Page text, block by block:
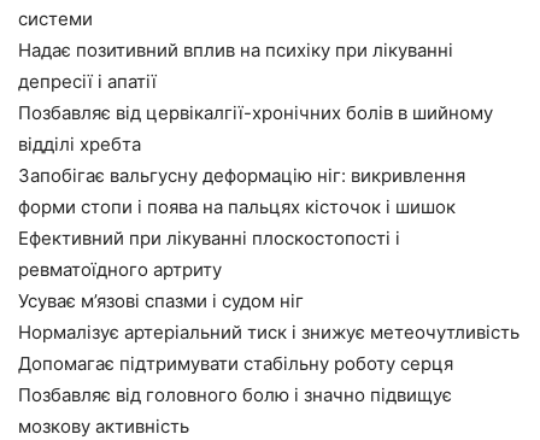
системи
Надає позитивний вплив на психіку при лікуванні
депресії і апатії
Позбавляє від цервікалгії-хронічних болів в шийному
відділі хребта
Запобігає вальгусну деформацію ніг: викривлення
форми стопи і поява на пальцях кісточок і шишок
Ефективний при лікуванні плоскостопості і
ревматоїдного артриту
Усуває м’язові спазми і судом ніг
Нормалізує артеріальний тиск і знижує метеочутливість
Допомагає підтримувати стабільну роботу серця
Позбавляє від головного болю і значно підвищує
мозкову активність